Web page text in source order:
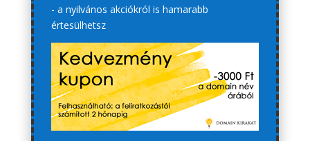
- a nyilvános akciókról is hamarabb
értesülhetsz